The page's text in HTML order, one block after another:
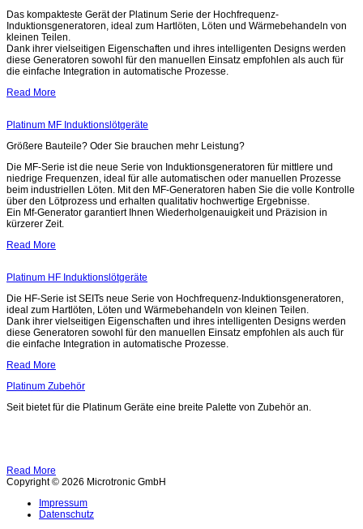
Das kompakteste Gerät der Platinum Serie der Hochfrequenz-
Induktionsgeneratoren, ideal zum Hartlöten, Löten und Wärmebehandeln von
kleinen Teilen.
Dank ihrer vielseitigen Eigenschaften und ihres intelligenten Designs werden
diese Generatoren sowohl für den manuellen Einsatz empfohlen als auch für
die einfache Integration in automatische Prozesse.
Read More
Platinum MF Induktionslötgeräte
Größere Bauteile? Oder Sie brauchen mehr Leistung?
Die MF-Serie ist die neue Serie von Induktionsgeneratoren für mittlere und
niedrige Frequenzen, ideal für alle automatischen oder manuellen Prozesse
beim industriellen Löten. Mit den MF-Generatoren haben Sie die volle Kontrolle
über den Lötprozess und erhalten qualitativ hochwertige Ergebnisse.
Ein Mf-Generator garantiert Ihnen Wiederholgenauigkeit und Präzision in
kürzerer Zeit.
Read More
Platinum HF Induktionslötgeräte
Die HF-Serie ist SEITs neue Serie von Hochfrequenz-Induktionsgeneratoren,
ideal zum Hartlöten, Löten und Wärmebehandeln von kleinen Teilen.
Dank ihrer vielseitigen Eigenschaften und ihres intelligenten Designs werden
diese Generatoren sowohl für den manuellen Einsatz empfohlen als auch für
die einfache Integration in automatische Prozesse.
Read More
Platinum Zubehör
Seit bietet für die Platinum Geräte eine breite Palette von Zubehör an.
Read More
Copyright © 2026 Microtronic GmbH
Impressum
Datenschutz